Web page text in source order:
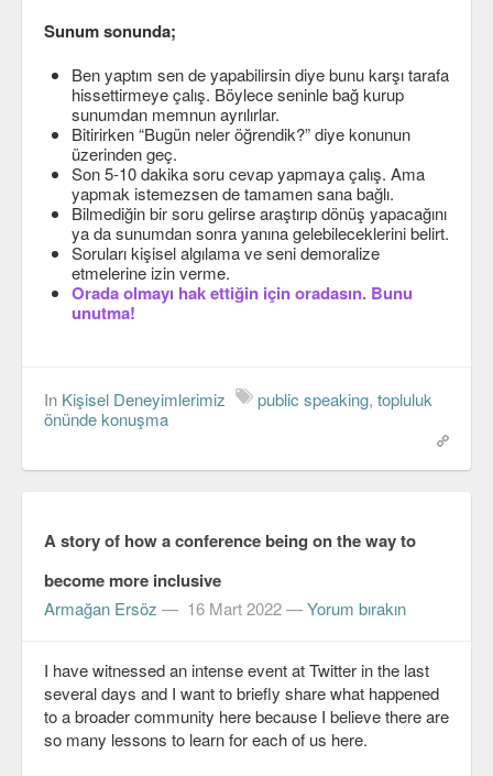
Sunum sonunda;
Ben yaptım sen de yapabilirsin diye bunu karşı tarafa
hissettirmeye çalış. Böylece seninle bağ kurup
sunumdan memnun ayrılırlar.
Bitirirken “Bugün neler öğrendik?” diye konunun
üzerinden geç.
Son 5-10 dakika soru cevap yapmaya çalış. Ama
yapmak istemezsen de tamamen sana bağlı.
Bilmediğin bir soru gelirse araştırıp dönüş yapacağını
ya da sunumdan sonra yanına gelebileceklerini belirt.
Soruları kişisel algılama ve seni demoralize
etmelerine izin verme.
Orada olmayı hak ettiğin için oradasın. Bunu
unutma!
In Kişisel Deneyimlerimiz public speaking, topluluk
önünde konuşma
A story of how a conference being on the way to
become more inclusive
Armağan Ersöz — 16 Mart 2022—Yorum bırakın
I have witnessed an intense event at Twitter in the last
several days and I want to briefly share what happened
to a broader community here because I believe there are
so many lessons to learn for each of us here.